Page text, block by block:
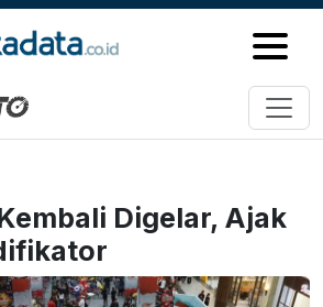
Digelar, Ajak